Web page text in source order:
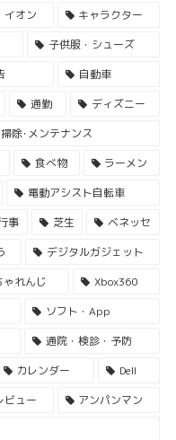
イオン
キャラクター
子供服・シューズ
自動車
通勤
ディズニー
掃除･メンテナンス
食べ物
ラーメン
電動アシスト自転車
事 芝生
ベネッセ
デジタルガジェット
ゃれんじ
Xbox360
ソフト・App
通院・検診・予防
カレンダー
Dell
ビュー
アンパンマン